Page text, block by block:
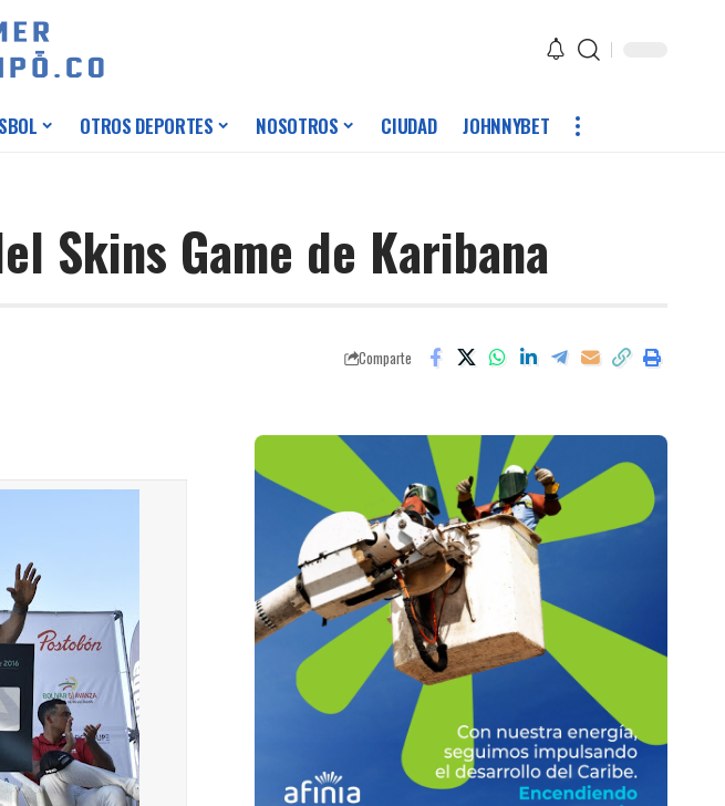
OTROS DEPORTES NOSOTROS CIUDAD JOHNNYBET
Skins Game de Karibana
Comparte